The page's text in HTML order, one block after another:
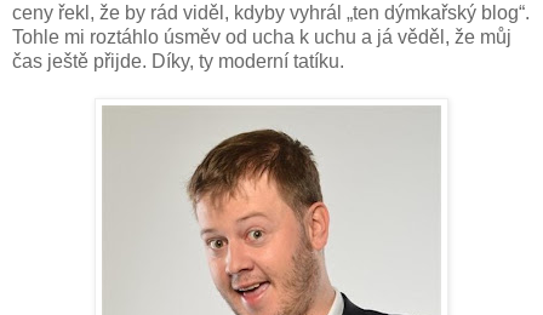
ceny řekl, že by rád viděl, kdyby vyhrál „ten dýmkařský blog“.
Tohle mi roztáhlo úsměv od ucha k uchu a já věděl, že můj
čas ještě přijde. Díky, ty moderní tatíku.